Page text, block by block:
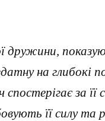
дружини,
на глибокі
за її
її силу та